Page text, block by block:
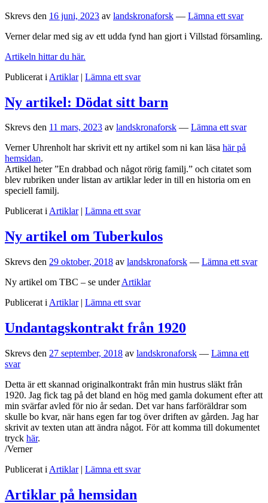
Skrevs den 16 juni, 2023 av landskronaforsk — Lämna ett svar
Verner delar med sig av ett udda fynd han gjort i Villstad församling.
Artikeln hittar du här.
Publicerat i Artiklar | Lämna ett svar
Ny artikel: Dödat sitt barn
Skrevs den 11 mars, 2023 av landskronaforsk — Lämna ett svar
Verner Uhrenholt har skrivit ett ny artikel som ni kan läsa här på
hemsidan.
Artikel heter ”En drabbad och något rörig familj.” och citatet som
blev rubriken under listan av artiklar leder in till en historia om en
speciell familj.
Publicerat iArtiklar | Lämna ett svar
Ny artikel om Tuberkulos
Skrevs den 29 oktober, 2018 av landskronaforsk — Lämna ett svar
Ny artikel om TBC – se underArtiklar
Publicerat i Artiklar | Lämna ett svar
Undantagskontrakt från 1920
Skrevs den 27 september, 2018 av landskronaforsk — Lämna ett
svar
Detta är ett skannad originalkontrakt från min hustrus släkt från
1920. Jag fick tag på det bland en hög med gamla dokument efter att
min svärfar avled för nio år sedan. Det var hans farföräldrar som
skulle bo kvar, när hans egen far tog över driften av gården. Jag har
skrivit av texten utan att ändra något. För att komma till dokumentet
tryck här.
/Verner
Publicerat i Artiklar | Lämna ett svar
Artiklar på hemsidan